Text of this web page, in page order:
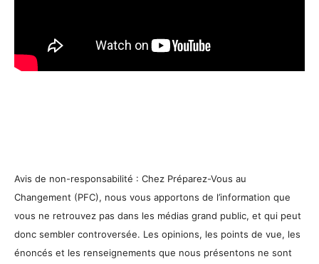
Avis de non-responsabilité : Chez Préparez-Vous au
Changement (PFC), nous vous apportons de l’information que
vous ne retrouvez pas dans les médias grand public, et qui peut
donc sembler controversée. Les opinions, les points de vue, les
énoncés et les renseignements que nous présentons ne sont